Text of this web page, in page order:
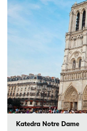
Katedra Notre Dame